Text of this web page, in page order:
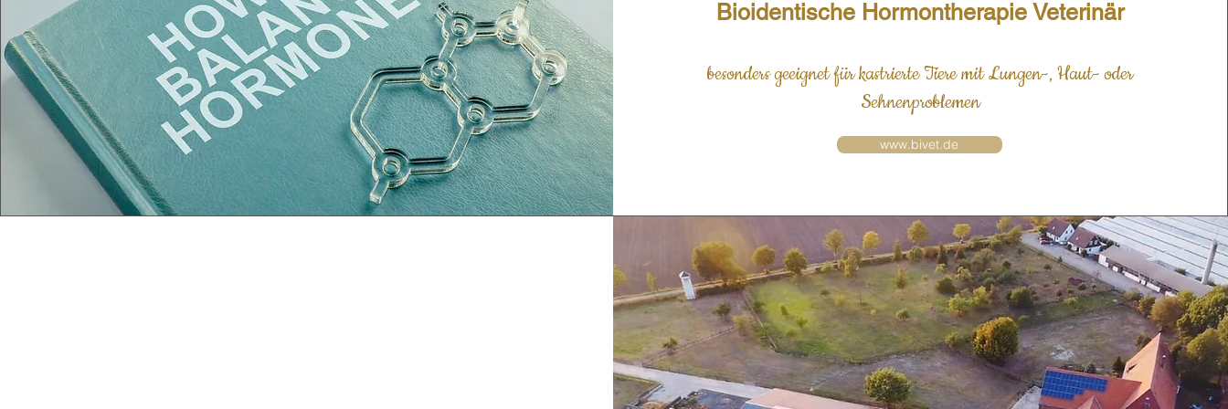
Bioidentische Hormontherapie Veterinär
besonders geeignet für kastrierte Tiere mit Lungen-, Haut- oder
Sehnenproblemen
www.bivet.de